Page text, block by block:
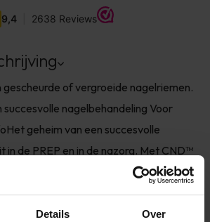
Details Over
gescheurde of vergroeide nagelriemen.
succesvolle nagelbehandeling Voor
geheim van een succesvolle
in de PREP en in de nazorg. Met CND™
de nagelriemen dagelijks intensief
droge, gescheurde of vergroeide